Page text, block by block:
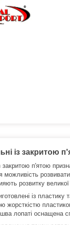
із закритою
закритою п'ятою
можливість
розвитку
із пластику
жорсткістю
лопаті оснащена